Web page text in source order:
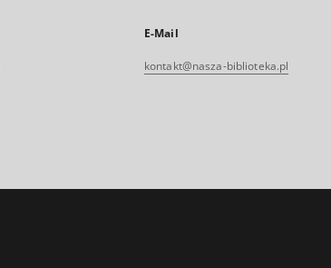
E-Mail
kontakt@nasza-biblioteka.pl